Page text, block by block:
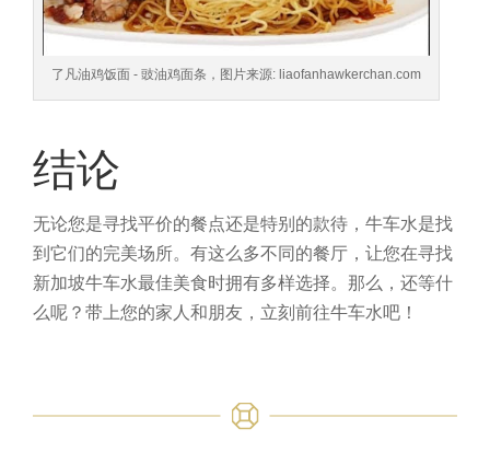
了凡油鸡饭面 - 豉油鸡面条，图片来源: liaofanhawkerchan.com
结论
无论您是寻找平价的餐点还是特别的款待，牛车水是找
到它们的完美场所。有这么多不同的餐厅，让您在寻找
新加坡牛车水最佳美食时拥有多样选择。那么，还等什
么呢？带上您的家人和朋友，立刻前往牛车水吧！